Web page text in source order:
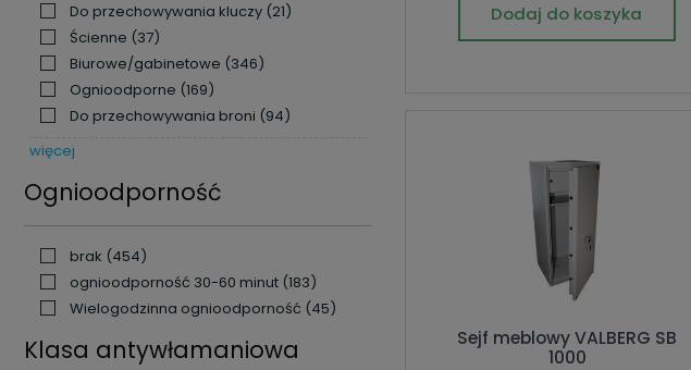
Do przechowywania kluczy (21)
Ścienne (37)
Biurowe/gabinetowe (346)
Ognioodporne (169)
Do przechowywania broni (94)
więcej
Ognioodporność
brak (454)
ognioodporność 30-60 minut (183)
Wielogodzinna ognioodporność (45)
Klasa antywłamaniowa
Dodaj do koszyka
Sejf meblowy VALBERG SB
1000